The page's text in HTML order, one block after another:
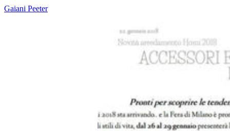
Gaiani Peeter